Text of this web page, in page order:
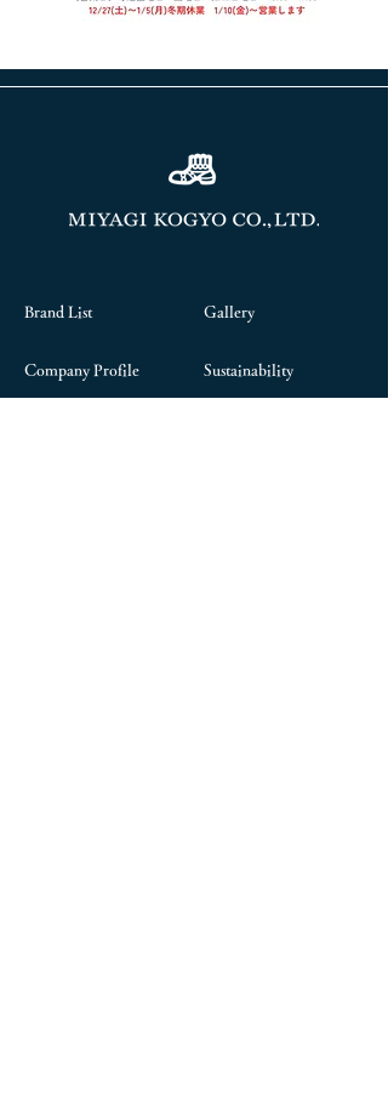
次へ
Brand List
Company Profile
Gallery
Sustainability